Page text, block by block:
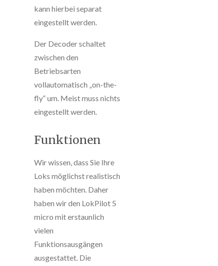
kann hierbei separat
eingestellt werden.
Der Decoder schaltet
zwischen den
Betriebsarten
vollautomatisch „on-the-
fly“ um. Meist muss nichts
eingestellt werden.
Funktionen
Wir wissen, dass Sie Ihre
Loks möglichst realistisch
haben möchten. Daher
haben wir den LokPilot 5
micro mit erstaunlich
vielen
Funktionsausgängen
ausgestattet. Die